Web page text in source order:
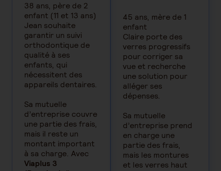
38 ans, père de 2
enfant (11 et 13 ans)
Jean souhaite
garantir un suivi
orthodontique de
qualité à ses
enfants, qui
nécessitent des
appareils dentaires.
Sa mutuelle
d’entreprise couvre
une partie des frais,
mais il reste un
montant important
à sa charge. Avec
Viaplus 3
45 ans, mère de 1
enfant
Claire porte des
verres progressifs
pour corriger sa
vue et recherche
une solution pour
alléger ses
dépenses.
Sa mutuelle
d’entreprise prend
en charge une
partie des frais,
mais les montures
et les verres haut